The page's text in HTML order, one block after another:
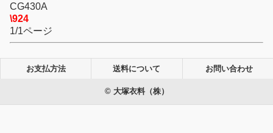
CG430A
\924
1/1ページ
お支払方法 送料について お問い合わせ
© 大塚衣料（株）